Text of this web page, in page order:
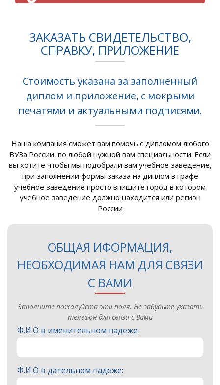
ЗАКАЗАТЬ CВИДЕТЕЛЬСТВО,
СПРАВКУ, ПРИЛОЖЕНИЕ
Стоимость указана за заполненный
диплом и приложение, с мокрыми
печатями и актуальными подписями.
Наша компания сможет вам помочь с дипломом любого
ВУЗа России, по любой нужной вам специальности. Если
вы хотите чтобы мы подобрали вам учебное заведение,
при заполнении формы заказа на диплом в графе
учебное заведение просто впишите город в котором
учебное заведение должно находится или регион
России
ОБЩАЯ ИФОРМАЦИЯ,
НЕОБХОДИМАЯ НАМ ДЛЯ СВЯЗИ
С ВАМИ
Заполните пожалуйста эти поля. Не забудьте указать
телефон для связи с Вами
Ф.И.О в именительном падеже:
Ф.И.О в дательном падеже: